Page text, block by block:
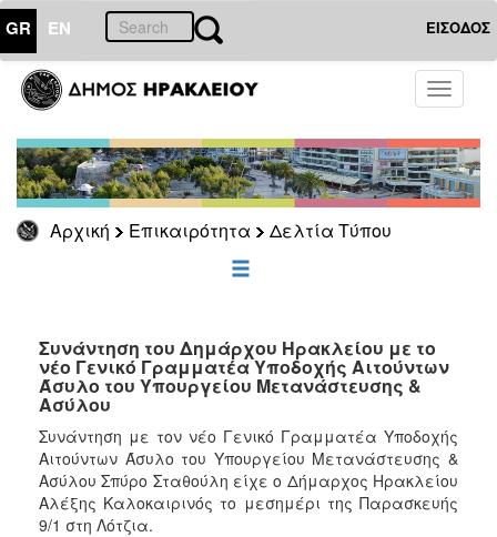
GR EN ΕΙΣΟΔΟΣ
Toggle
Αρχική Επικαιρότητα Δελτία Τύπου
ΕΠΙΚΑΙΡΟΤΗΤΑ
Τύπου
Αρχείο
ΕΠΙΣΚΕΠΤΗΣ
ΗΡΑΚΛΕΙΟ
Συνάντηση του Δημάρχου Ηρακλείου με το
νέο Γενικό Γραμματέα Υποδοχής Αιτούντων
Άσυλο του Υπουργείου Μετανάστευσης &
Ασύλου
Συνάντηση με τον νέο Γενικό Γραμματέα Υποδοχής
Αιτούντων Άσυλο του Υπουργείου Μετανάστευσης &
Ασύλου Σπύρο Σταθούλη είχε ο Δήμαρχος Ηρακλείου
Αλέξης Καλοκαιρινός το μεσημέρι της Παρασκευής
9/1 στη Λότζια.